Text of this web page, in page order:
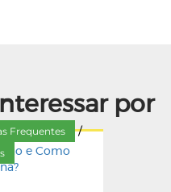
por
Frequentes /